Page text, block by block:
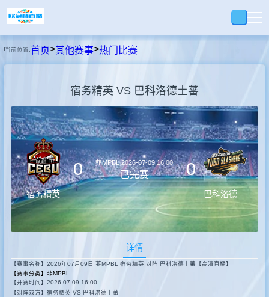
首页
足球
篮球
录播
视频
快讯
当前位置:首页>其他赛事>热门比赛
宿务精英 VS 巴科洛德土蕃
宿务精英
0 菲MPBL2026-07-09 16:00
已完赛 0
详情
【赛事名称】2026年07月09日 菲MPBL 宿务精英 对阵 巴科洛德土蕃【高清直播】
【赛事分类】 菲MPBL
【开赛时间】2026-07-09 16:00
【对阵双方】宿务精英 VS 巴科洛德土蕃